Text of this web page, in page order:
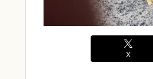
X